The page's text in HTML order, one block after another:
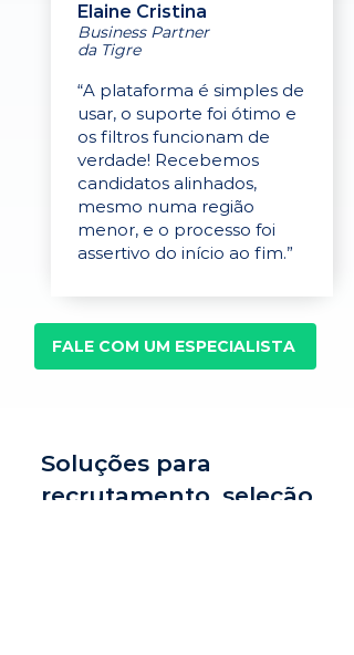
Elaine Cristina
Business Partner
da Tigre
“A plataforma é simples de
usar, o suporte foi ótimo e
os filtros funcionam de
verdade! Recebemos
candidatos alinhados,
mesmo numa região
menor, e o processo foi
assertivo do início ao fim.”
FALE COM UM ESPECIALISTA
Soluções para
recrutamento, seleção